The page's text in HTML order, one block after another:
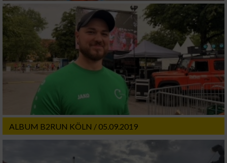
ALBUM B2RUN KÖLN / 05.09.2019